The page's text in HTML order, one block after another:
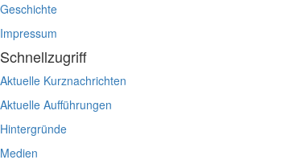
Geschichte
Impressum
Schnellzugriff
Aktuelle Kurznachrichten
Aktuelle Aufführungen
Hintergründe
Medien